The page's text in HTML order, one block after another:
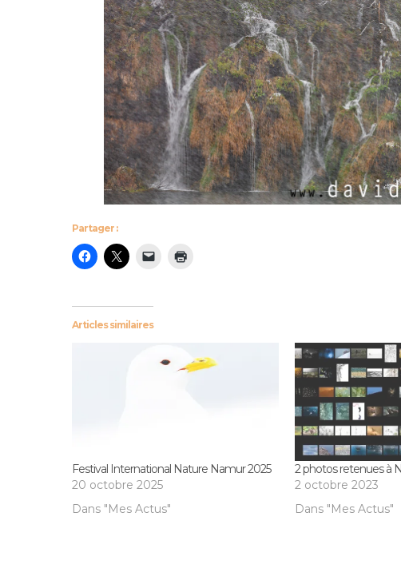
Partager :
Articles similaires
Festival International Nature Namur 2025
20 octobre 2025
Dans "Mes Actus"
2 photos retenues à
2 octobre 2023
Dans "Mes Actus"